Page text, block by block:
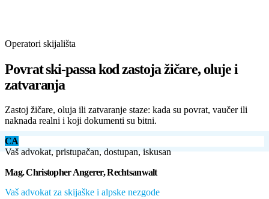
Operatori skijališta
Povrat ski-passa kod zastoja žičare, oluje i
zatvaranja
Zastoj žičare, oluja ili zatvaranje staze: kada su povrat, vaučer ili
naknada realni i koji dokumenti su bitni.
CA
Vaš advokat, pristupačan, dostupan, iskusan
Mag. Christopher Angerer, Rechtsanwalt
Vaš advokat za skijaške i alpske nezgode